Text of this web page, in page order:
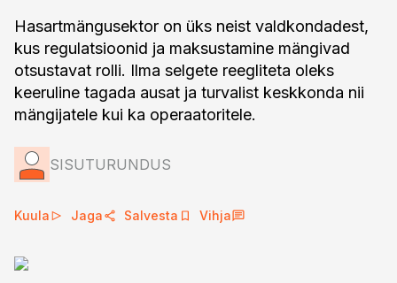
Hasartmängusektor on üks neist valdkondadest,
kus regulatsioonid ja maksustamine mängivad
otsustavat rolli. Ilma selgete reegliteta oleks
keeruline tagada ausat ja turvalist keskkonda nii
mängijatele kui ka operaatoritele.
SISUTURUNDUS
Kuula Jaga Salvesta Vihja